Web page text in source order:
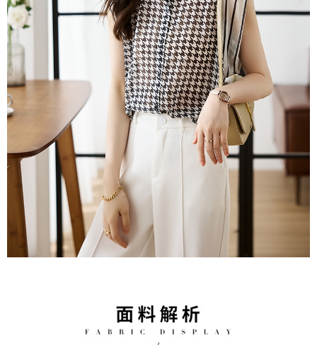
時審查核予不同之上限額度；若仍有額度不足之情形，本公司將視審查結果
請求用戶進行身份認證。
５．嚴禁一人註冊多個帳號或使用他人資訊註冊。若發現惡意使用之情形，
恩沛科技股份有限公司將有權停止該用戶之使用額度並採取法律行動。
離島-郵局寄送
每筆NT$90，滿NT$699(含以上)免運費
國家/地區配送